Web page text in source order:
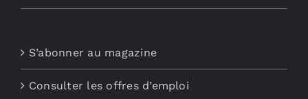
S’abonner au magazine
Consulter les offres d’emploi